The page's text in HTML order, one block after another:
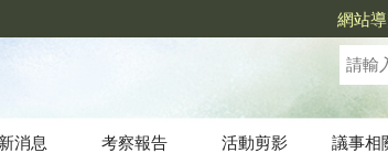
網站
消息 考察報告 活動剪影
議事相